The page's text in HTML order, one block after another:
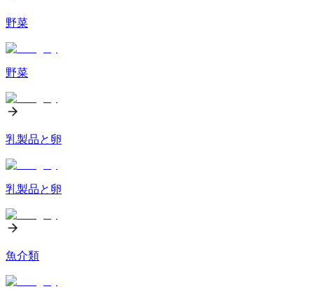
野菜
野菜
乳製品と卵
乳製品と卵
魚介類